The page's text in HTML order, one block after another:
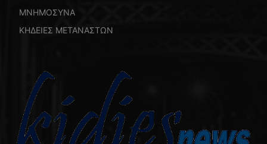
ΜΝΗΜΟΣΥΝΑ
ΚΗΔΕΙΕΣ ΜΕΤΑΝΑΣΤΩΝ